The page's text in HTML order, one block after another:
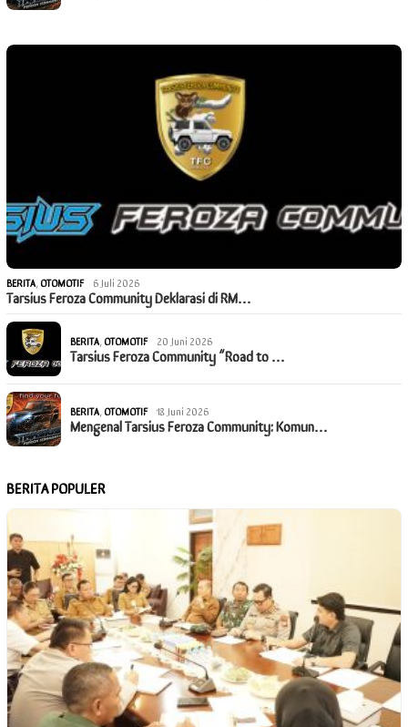
BERITA,OTOMOTIF 6 Juli 2026
Tarsius Feroza Community Deklarasi di RM…
BERITA,OTOMOTIF 20 Juni 2026
Tarsius Feroza Community “Road to …
BERITA,OTOMOTIF 18 Juni 2026
Mengenal Tarsius Feroza Community: Komun…
BERITA POPULER